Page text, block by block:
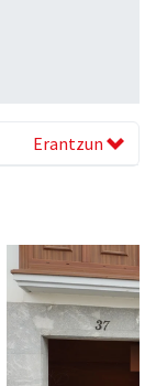
Erantzun